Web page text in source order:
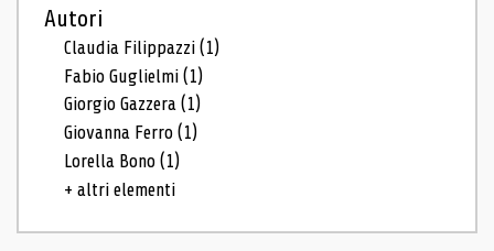
Autori
Claudia Filippazzi(1)
Fabio Guglielmi(1)
Giorgio Gazzera(1)
Giovanna Ferro(1)
Lorella Bono(1)
+ altri elementi